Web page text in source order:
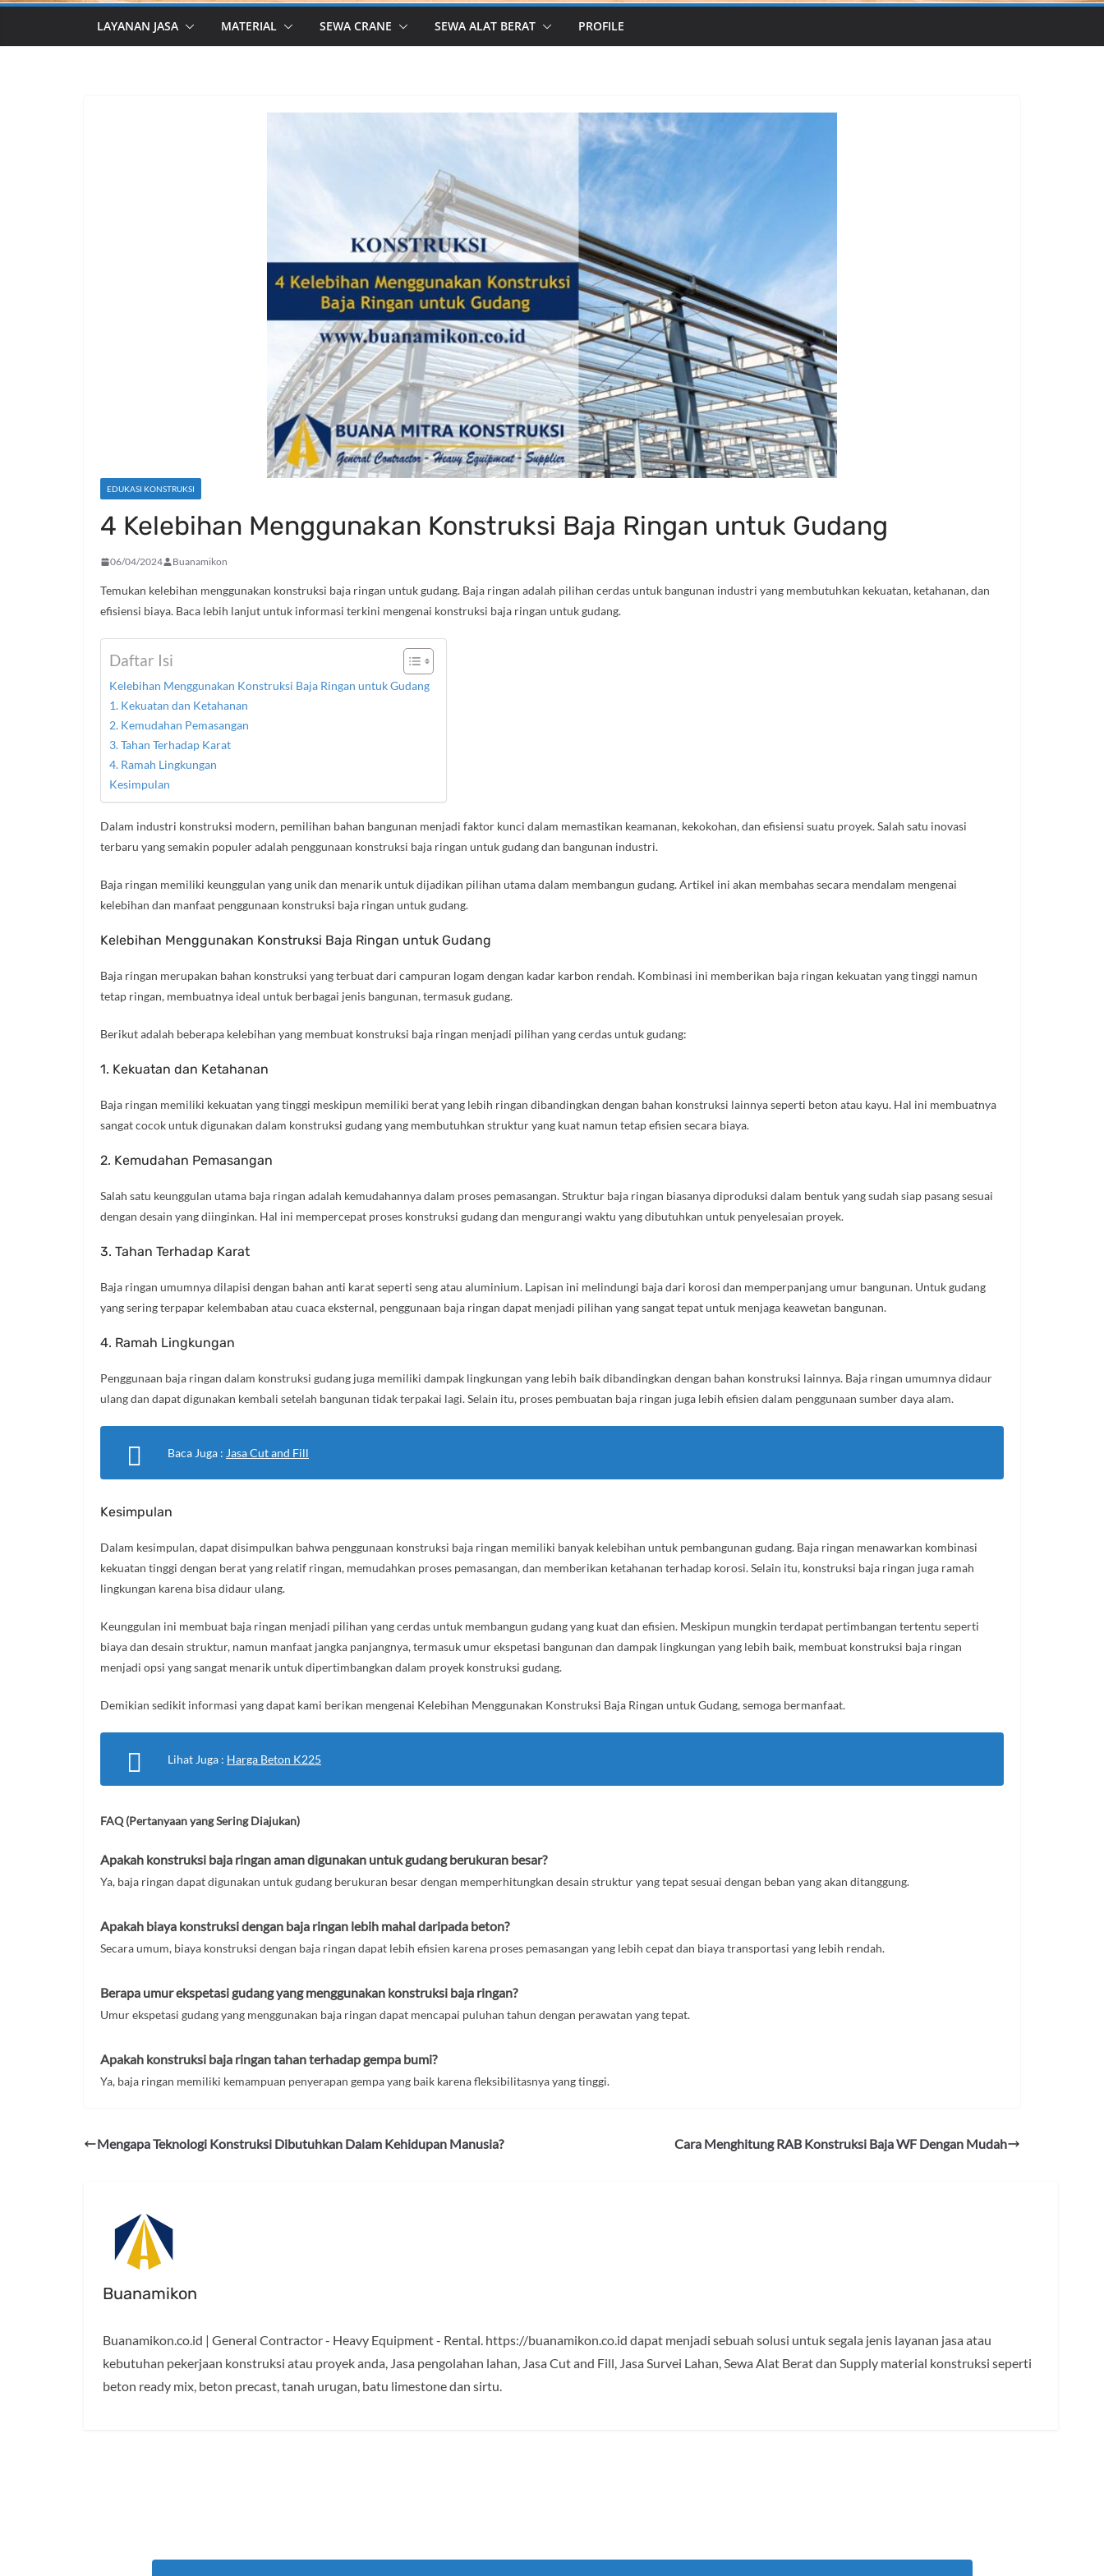
LAYANAN JASA MATERIAL SEWA CRANE SEWA ALAT BERAT PROFILE
EDUKASI KONSTRUKSI
4 Kelebihan Menggunakan Konstruksi Baja Ringan untuk Gudang
06/04/2024 Buanamikon
Temukan kelebihan menggunakan konstruksi baja ringan untuk gudang. Baja ringan adalah pilihan cerdas untuk bangunan industri yang membutuhkan kekuatan, ketahanan, dan
efisiensi biaya. Baca lebih lanjut untuk informasi terkini mengenai konstruksi baja ringan untuk gudang.
Daftar Isi
Kelebihan Menggunakan Konstruksi Baja Ringan untuk Gudang
1. Kekuatan dan Ketahanan
2. Kemudahan Pemasangan
3. Tahan Terhadap Karat
4. Ramah Lingkungan
Kesimpulan
Dalam industri konstruksi modern, pemilihan bahan bangunan menjadi faktor kunci dalam memastikan keamanan, kekokohan, dan efisiensi suatu proyek. Salah satu inovasi
terbaru yang semakin populer adalah penggunaan konstruksi baja ringan untuk gudang dan bangunan industri.
Baja ringan memiliki keunggulan yang unik dan menarik untuk dijadikan pilihan utama dalam membangun gudang. Artikel ini akan membahas secara mendalam mengenai
kelebihan dan manfaat penggunaan konstruksi baja ringan untuk gudang.
Kelebihan Menggunakan Konstruksi Baja Ringan untuk Gudang
Baja ringan merupakan bahan konstruksi yang terbuat dari campuran logam dengan kadar karbon rendah. Kombinasi ini memberikan baja ringan kekuatan yang tinggi namun
tetap ringan, membuatnya ideal untuk berbagai jenis bangunan, termasuk gudang.
Berikut adalah beberapa kelebihan yang membuat konstruksi baja ringan menjadi pilihan yang cerdas untuk gudang:
1. Kekuatan dan Ketahanan
Baja ringan memiliki kekuatan yang tinggi meskipun memiliki berat yang lebih ringan dibandingkan dengan bahan konstruksi lainnya seperti beton atau kayu. Hal ini membuatnya
sangat cocok untuk digunakan dalam konstruksi gudang yang membutuhkan struktur yang kuat namun tetap efisien secara biaya.
2. Kemudahan Pemasangan
Salah satu keunggulan utama baja ringan adalah kemudahannya dalam proses pemasangan. Struktur baja ringan biasanya diproduksi dalam bentuk yang sudah siap pasang sesuai
dengan desain yang diinginkan. Hal ini mempercepat proses konstruksi gudang dan mengurangi waktu yang dibutuhkan untuk penyelesaian proyek.
3. Tahan Terhadap Karat
Baja ringan umumnya dilapisi dengan bahan anti karat seperti seng atau aluminium. Lapisan ini melindungi baja dari korosi dan memperpanjang umur bangunan. Untuk gudang
yang sering terpapar kelembaban atau cuaca eksternal, penggunaan baja ringan dapat menjadi pilihan yang sangat tepat untuk menjaga keawetan bangunan.
4. Ramah Lingkungan
Penggunaan baja ringan dalam konstruksi gudang juga memiliki dampak lingkungan yang lebih baik dibandingkan dengan bahan konstruksi lainnya. Baja ringan umumnya didaur
ulang dan dapat digunakan kembali setelah bangunan tidak terpakai lagi. Selain itu, proses pembuatan baja ringan juga lebih efisien dalam penggunaan sumber daya alam.
Baca Juga : Jasa Cut and Fill
Kesimpulan
Dalam kesimpulan, dapat disimpulkan bahwa penggunaan konstruksi baja ringan memiliki banyak kelebihan untuk pembangunan gudang. Baja ringan menawarkan kombinasi
kekuatan tinggi dengan berat yang relatif ringan, memudahkan proses pemasangan, dan memberikan ketahanan terhadap korosi. Selain itu, konstruksi baja ringan juga ramah
lingkungan karena bisa didaur ulang.
Keunggulan ini membuat baja ringan menjadi pilihan yang cerdas untuk membangun gudang yang kuat dan efisien. Meskipun mungkin terdapat pertimbangan tertentu seperti
biaya dan desain struktur, namun manfaat jangka panjangnya, termasuk umur ekspetasi bangunan dan dampak lingkungan yang lebih baik, membuat konstruksi baja ringan
menjadi opsi yang sangat menarik untuk dipertimbangkan dalam proyek konstruksi gudang.
Demikian sedikit informasi yang dapat kami berikan mengenai Kelebihan Menggunakan Konstruksi Baja Ringan untuk Gudang, semoga bermanfaat.
Lihat Juga : Harga Beton K225
FAQ (Pertanyaan yang Sering Diajukan)
Apakah konstruksi baja ringan aman digunakan untuk gudang berukuran besar?
Ya, baja ringan dapat digunakan untuk gudang berukuran besar dengan memperhitungkan desain struktur yang tepat sesuai dengan beban yang akan ditanggung.
Apakah biaya konstruksi dengan baja ringan lebih mahal daripada beton?
Secara umum, biaya konstruksi dengan baja ringan dapat lebih efisien karena proses pemasangan yang lebih cepat dan biaya transportasi yang lebih rendah.
Berapa umur ekspetasi gudang yang menggunakan konstruksi baja ringan?
Umur ekspetasi gudang yang menggunakan baja ringan dapat mencapai puluhan tahun dengan perawatan yang tepat.
Apakah konstruksi baja ringan tahan terhadap gempa bumi?
Ya, baja ringan memiliki kemampuan penyerapan gempa yang baik karena fleksibilitasnya yang tinggi.
Mengapa Teknologi Konstruksi Dibutuhkan Dalam Kehidupan Manusia? Cara Menghitung RAB Konstruksi Baja WF Dengan Mudah
Buanamikon
Buanamikon.co.id | General Contractor - Heavy Equipment - Rental. https://buanamikon.co.id dapat menjadi sebuah solusi untuk segala jenis layanan jasa atau
kebutuhan pekerjaan konstruksi atau proyek anda, Jasa pengolahan lahan, Jasa Cut and Fill, Jasa Survei Lahan, Sewa Alat Berat dan Supply material konstruksi seperti
beton ready mix, beton precast, tanah urugan, batu limestone dan sirtu.